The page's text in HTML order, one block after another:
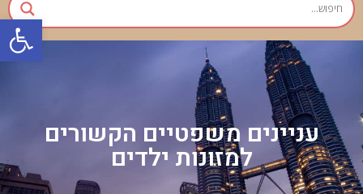
עניינים משפטיים הקשורים
למזונות ילדים